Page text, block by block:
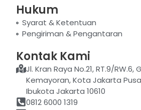
Hukum
Syarat & Ketentuan
Pengiriman & Pengantaran
Kontak Kami
Jl. Kran Raya No.21, RT.9/RW.6,
Kemayoran, Kota Jakarta
Ibukota Jakarta 10610
0812 6000 1319